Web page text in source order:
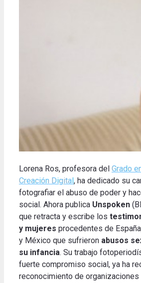
Lorena Ros, profesora del Grado
Creación Digital , ha dedicado su
fotografiar el abuso de poder y
social. Ahora publica Unspoken
que retracta y escribe los
y mujeres procedentes de
y México que sufrieron abusos
su infancia. Su trabajo
fuerte compromiso social, ya ha
reconocimiento de